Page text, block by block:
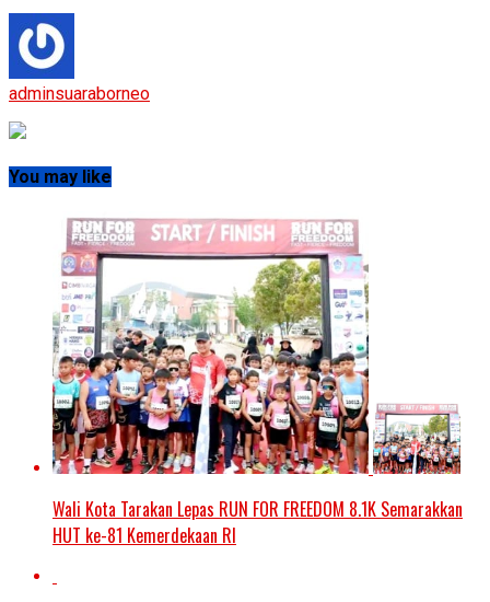
adminsuaraborneo
You may like
Wali Kota Tarakan Lepas RUN FOR FREEDOM 8.1K Semarakkan
HUT ke-81 Kemerdekaan RI